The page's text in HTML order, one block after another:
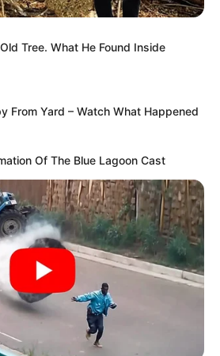
Tree. What He Found Inside
From Yard – Watch What Happened
Of The Blue Lagoon Cast